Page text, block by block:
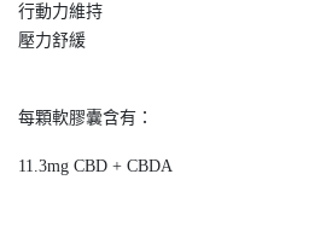
行動力維持
壓力舒緩
每顆軟膠囊含有：
11.3mg CBD + CBDA